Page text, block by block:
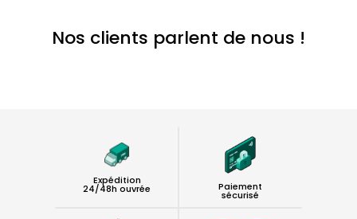
Nos clients parlent de nous !
Expédition
24/48h ouvrée Paiement
sécurisé